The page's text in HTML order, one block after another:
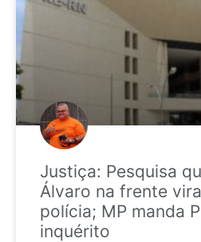
Justiça: Pesquisa
Álvaro na frente
polícia; MP manda
inquérito